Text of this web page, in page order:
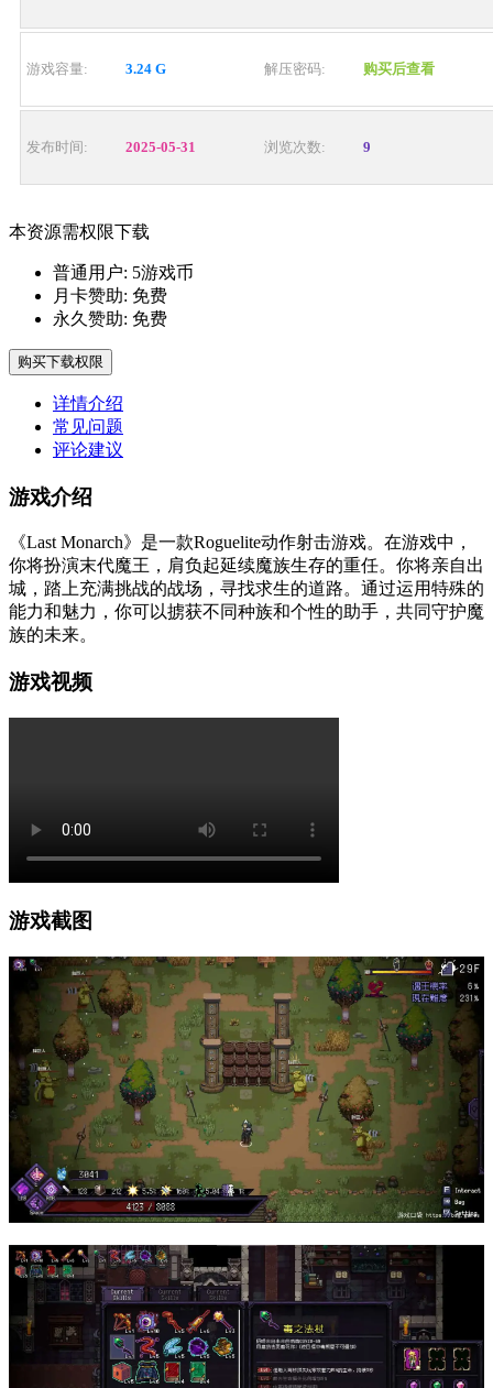
游戏容量: 3.24 G 解压密码: 购买后查看
发布时间: 2025-05-31 浏览次数: 9
本资源需权限下载
普通用户: 5游戏币
月卡赞助: 免费
永久赞助: 免费
购买下载权限
详情介绍
常见问题
评论建议
游戏介绍
《Last Monarch》是一款Roguelite动作射击游戏。在游戏中，
你将扮演末代魔王，肩负起延续魔族生存的重任。你将亲自出
城，踏上充满挑战的战场，寻找求生的道路。通过运用特殊的
能力和魅力，你可以掳获不同种族和个性的助手，共同守护魔
族的未来。
游戏视频
游戏截图